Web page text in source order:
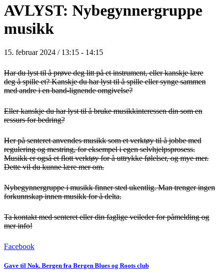
AVLYST: Nybegynnergruppe
musikk
15. februar 2024 / 13:15 - 14:15
Har du lyst til å prøve deg litt på et instrument, eller kanskje lære
deg å spille et? Kanskje du har lyst til å spille eller synge sammen
med andre i en band-lignende omgivelse?
Eller kanskje du har lyst til å bruke musikkinteressen din som en
ressurs for bedring?
Her på senteret anvendes musikk som et verktøy til å jobbe med
regulering og mestring, for eksempel i egen selvhjelpsprosess.
Musikk er også et flott verktøy for å uttrykke følelser, og mye mer.
Dette vil du kunne lære mer om.
Nybegynnergruppe i musikk finner sted ukentlig. Man trenger ingen
forkunnskap innen musikk for å delta.
Ta kontakt med senteret eller din faglige veileder for påmelding og
mer info!
Facebook
Gave til Nok. Bergen fra Bergen Blues og Roots club